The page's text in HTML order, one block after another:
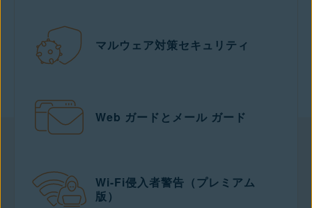
マルウェア対策セキュリティ
Web ガードとメール ガード
Wi-Fi侵入者警告（プレミアム
版）